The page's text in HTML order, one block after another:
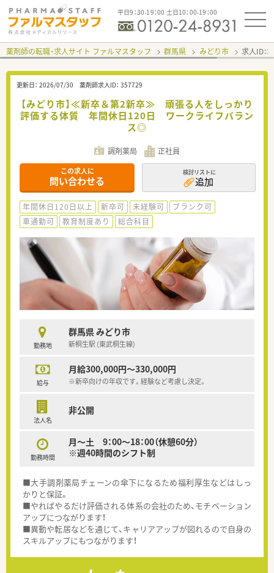
平日9：30-19：00 土日10：00-19：00
薬剤師の転職・求人サイト ファルマスタッフ 群馬県 みどり市 求人ID：
更新日： 2026/07/30 薬剤師求人ID： 357729
【みどり市】≪新卒＆第2新卒≫ 頑張る人をしっかり
評価する体質 年間休日120日 ワークライフバラン
ス◎
調剤薬局 正社員
この求人に
問い合わせる
検討リストに
追加
年間休日120日以上 新卒可 未経験可
ブランク可
車通勤可
教育制度あり 総合科目
勤務地
群馬県 みどり市
新桐生駅 (東武桐生線)
給与
月給300,000円～330,000円
※新卒向けの年収です。経験など考慮し決定。
法人名
非公開
勤務時間
月～土 9：00～18：00（休憩60分）
※週40時間のシフト制
■大手調剤薬局チェーンの傘下になるため福利厚生などはしっ
かりと保証。
■やればやるだけ評価される体系の会社のため、モチベーション
アップにつながります！
■異動や転居などを通じて、キャリアアップが図れるので自身の
スキルアップにもつながります！